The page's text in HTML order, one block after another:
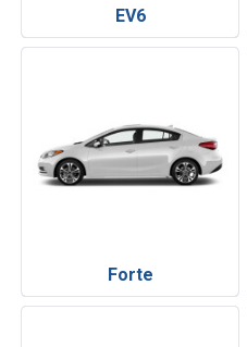
EV6
Forte